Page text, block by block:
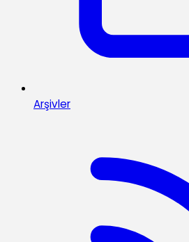
Arşivler